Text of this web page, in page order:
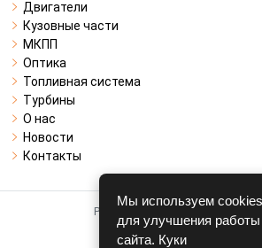
Двигатели
Кузовные части
МКПП
Оптика
Топливная система
Турбины
О нас
Новости
Контакты
Работает на системе для
CARRO.БИЗНЕС
Мы используем cookies
для улучшения работы
сайта. Куки